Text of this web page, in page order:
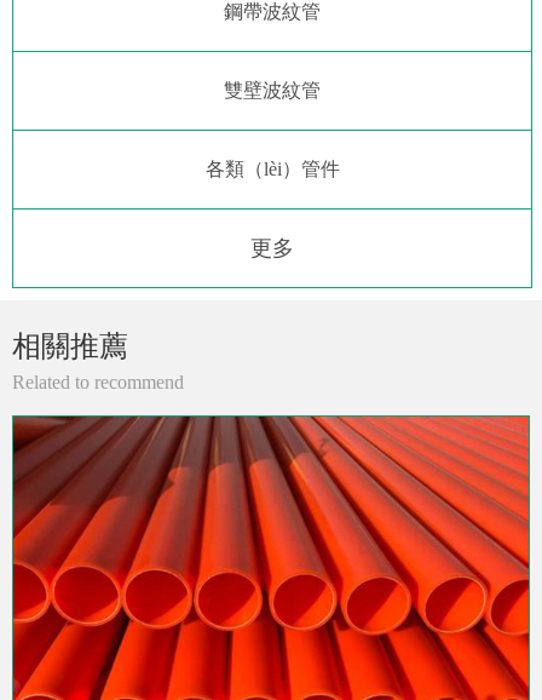
鋼帶波紋管
雙壁波紋管
各類（lèi）管件
更多
相關推薦
Related to recommend